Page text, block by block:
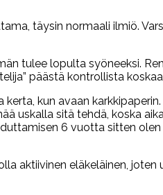
täysin normaali ilmiö.
tulee lopulta syöneeksi.
päästä kontrollista
kun avaan
uskalla sitä tehdä, koska
6 vuotta sitten
aktiivinen eläkeläinen, joten